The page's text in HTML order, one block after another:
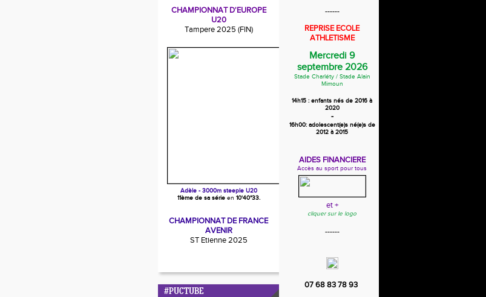
CHAMPIONNAT D'EUROPE
U20
Tampere 2025 (FIN)
Adèle - 3000m steeple U20
11ème de sa sérieen 10'40"33.
CHAMPIONNAT DE FRANCE
AVENIR
ST Etienne 2025
#PUCTUBE
------
REPRISE ECOLE
ATHLETISME
Mercredi 9
septembre 2026
Stade Charléty / Stade Alain
Mimoun
14h15 : enfants nés de 2016 à
2020
-
16h00: adolescent(e)s né(e)s de
2012 à 2015
AIDES FINANCIERE
Accès au sport pour tous
et +
cliquer sur le logo
------
07 68 83 78 93